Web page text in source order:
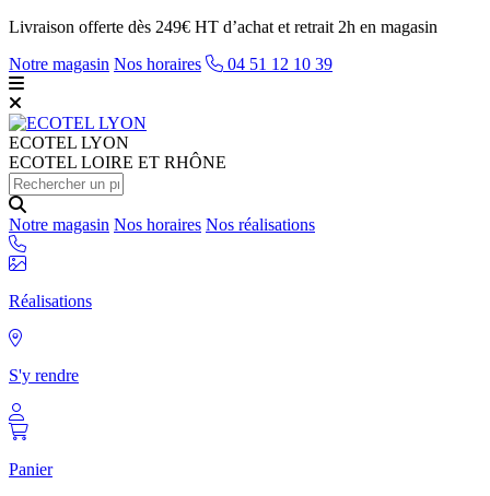
Livraison offerte dès 249€ HT d’achat et retrait 2h en magasin
Notre magasin Nos horaires 04 51 12 10 39
ECOTEL LYON
ECOTEL LOIRE ET RHÔNE
Notre magasin Nos horaires Nos réalisations
Réalisations
S'y rendre
Panier